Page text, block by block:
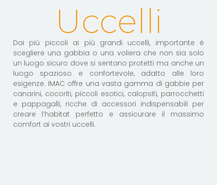
Uccelli
Dai più piccoli ai più grandi uccelli, importante è
scegliere una gabbia o una voliera che non sia solo
un luogo sicuro dove si sentano protetti ma anche un
luogo spazioso e confortevole, adatto alle loro
esigenze. IMAC offre una vasta gamma di gabbie per
canarini, cocoriti, piccoli esotici, calopsiti, parrocchetti
e pappagalli, ricche di accessori indispensabili per
creare l’habitat perfetto e assicurare il massimo
comfort ai vostri uccelli.